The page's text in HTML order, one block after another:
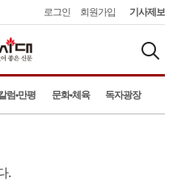
로그인 회원가입 기사제보
럼•만평 문화•체육 독자광장
.